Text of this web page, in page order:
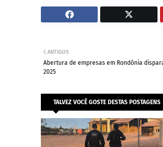
ANTIGOS
Abertura de empresas em Rondônia
2025
TALVEZ VOCÊ GOSTE DESTAS POSTAGENS